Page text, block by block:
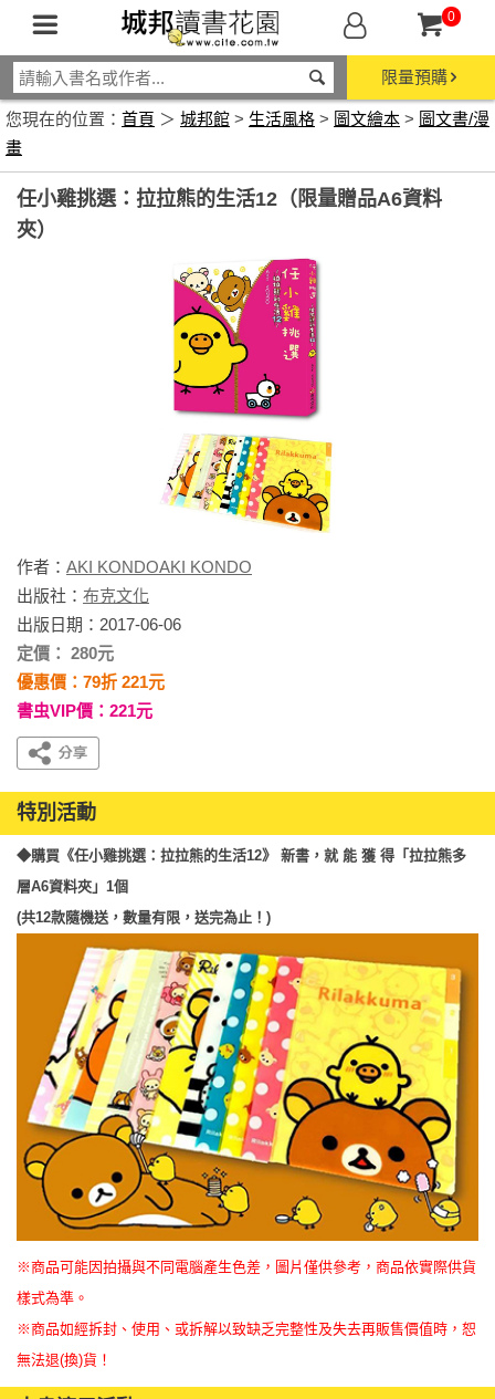
0
限量預購
您現在的位置： 首頁 ＞ 城邦館 > 生活風格 > 圖文繪本 > 圖文書/漫
畫
任小雞挑選：拉拉熊的生活12（限量贈品A6資料
夾）
作者： AKI KONDOAKI KONDO
出版社： 布克文化
出版日期：2017-06-06
定價： 280元
優惠價：79折 221元
書虫VIP價：221元
特別活動
◆購買《任小雞挑選：拉拉熊的生活12》 新書，就 能 獲 得「拉拉熊多
層A6資料夾」1個
(共12款隨機送，數量有限，送完為止！)
※商品可能因拍攝與不同電腦產生色差，圖片僅供參考，商品依實際供貨
樣式為準。
※商品如經拆封、使用、或拆解以致缺乏完整性及失去再販售價值時，恕
無法退(換)貨！